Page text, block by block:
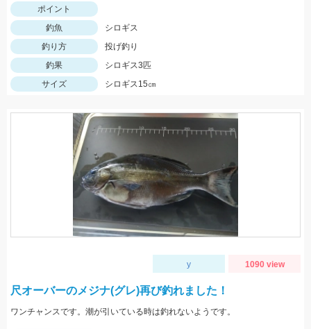
ポイント
釣魚
シロギス
釣り方
投げ釣り
釣果
シロギス3匹
サイズ
シロギス15㎝
y 1090 view
尺オーバーのメジナ(グレ)再び釣れました！
ワンチャンスです。潮が引いている時は釣れないようです。